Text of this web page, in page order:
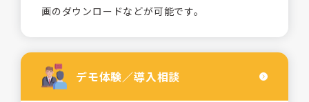
画のダウンロードなどが可能です。
デモ体験／導入相談